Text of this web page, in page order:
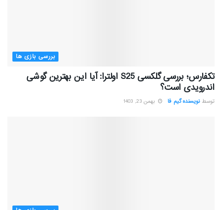
بررسی بازی ها
تکفارس؛ بررسی گلکسی S25 اولترا: آیا این بهترین گوشی
اندرویدی است؟
توسط نویسنده گیم فا بهمن 23, 1403